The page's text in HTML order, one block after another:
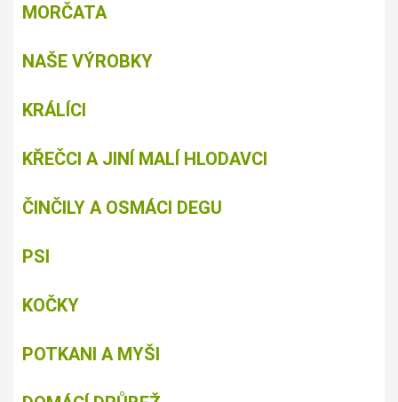
MORČATA
NAŠE VÝROBKY
KRÁLÍCI
KŘEČCI A JINÍ MALÍ HLODAVCI
ČINČILY A OSMÁCI DEGU
PSI
KOČKY
POTKANI A MYŠI